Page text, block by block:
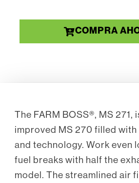
COMPRA
The FARM BOSS®, MS 271,
improved MS 270 filled
and technology. Work even
fuel breaks with half the
model. The streamlined air